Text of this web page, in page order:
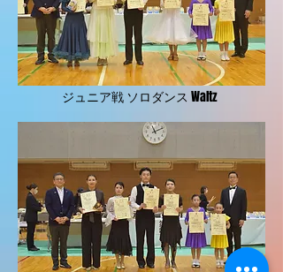
ジュニア戦 ソロダンス Waltz